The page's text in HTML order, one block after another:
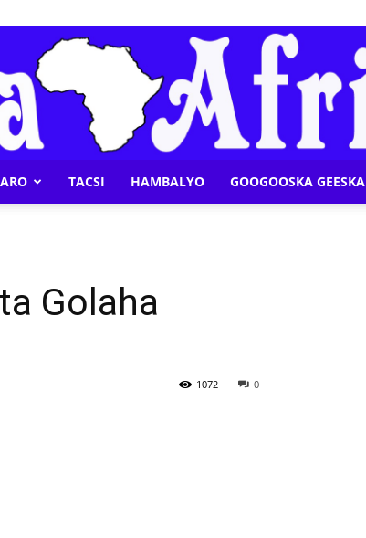
TACSI HAMBALYO GOOGOOSKA GEESKA
Golaha
0
1072